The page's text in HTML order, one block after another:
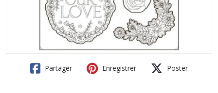
Partager Enregistrer Poster